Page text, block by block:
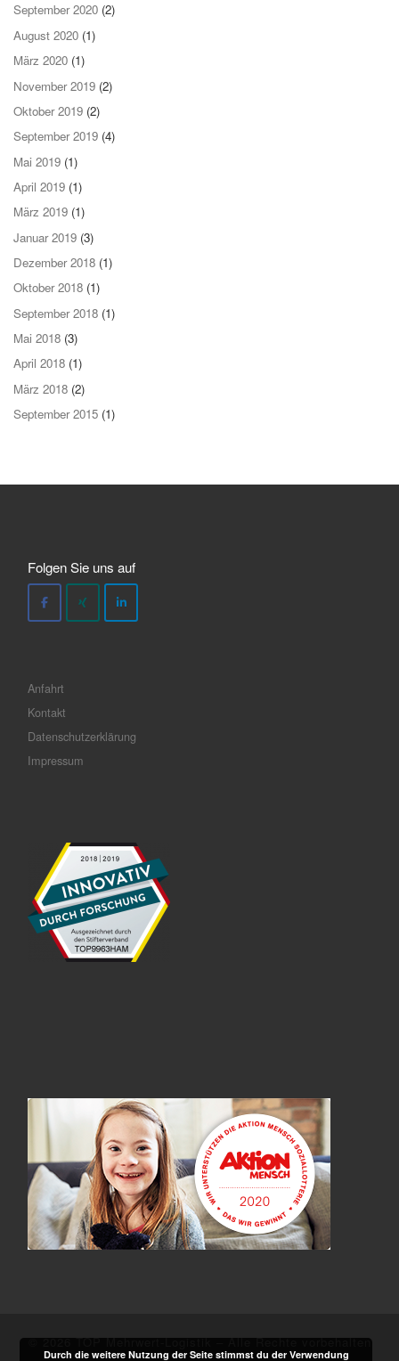
September 2020 (2)
August 2020 (1)
März 2020 (1)
November 2019 (2)
Oktober 2019 (2)
September 2019 (4)
Mai 2019 (1)
April 2019 (1)
März 2019 (1)
Januar 2019 (3)
Dezember 2018 (1)
Oktober 2018 (1)
September 2018 (1)
Mai 2018 (3)
April 2018 (1)
März 2018 (2)
September 2015 (1)
Folgen Sie uns auf
Anfahrt
Kontakt
Datenschutzerklärung
Impressum
© 2026 TOP Mehrwert-Logistik – Alle Rechte vorbehalten
Durch die weitere Nutzung der Seite stimmst du der Verwendung